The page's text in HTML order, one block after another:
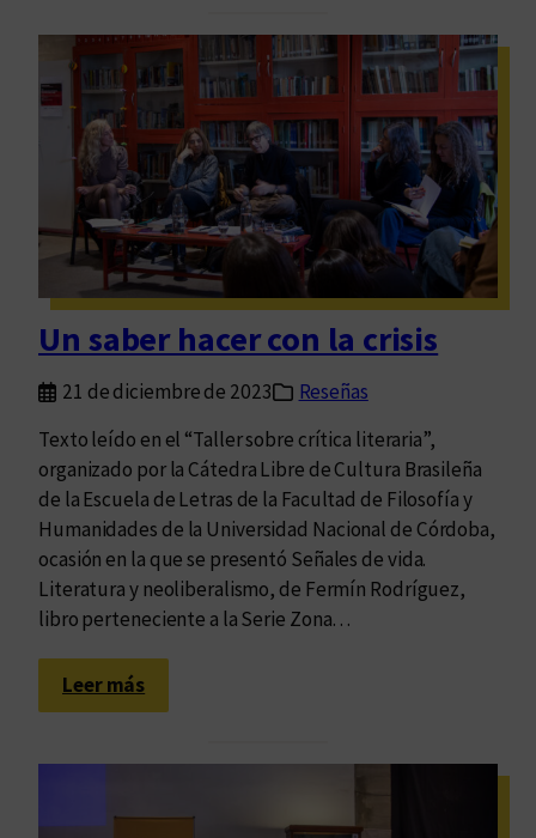
l
o
a
t
o
r
i
o
e
e
x
p
e
r
i
m
t
c
ó
Un saber hacer con la crisis
21 de diciembre de 2023
Reseñas
Texto leído en el “Taller sobre crítica literaria”,
organizado por la Cátedra Libre de Cultura Brasileña
de la Escuela de Letras de la Facultad de Filosofía y
Humanidades de la Universidad Nacional de Córdoba,
ocasión en la que se presentó Señales de vida.
Literatura y neoliberalismo, de Fermín Rodríguez,
libro perteneciente a la Serie Zona…
Leer más:
U
s